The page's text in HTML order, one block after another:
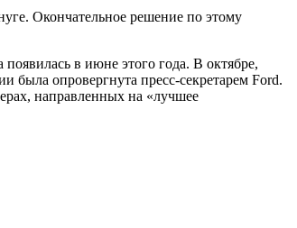
Окончательное решение по этому
в июне этого года. В октябре,
была опровергнута пресс-секретарем Ford.
направленных на «лучшее